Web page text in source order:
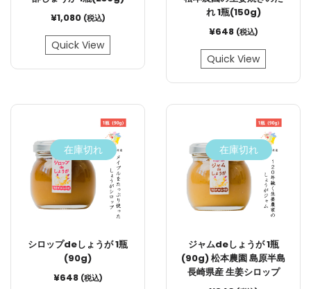
¥1,080 (税込)
Quick View
れ 1瓶(150g)
¥648 (税込)
Quick View
在庫切れ
シロップdeしょうが 1瓶
(90g)
¥648 (税込)
在庫切れ
ジャムdeしょうが 1瓶
(90g) 松本農園 島原半島
長崎県産 生姜シロップ